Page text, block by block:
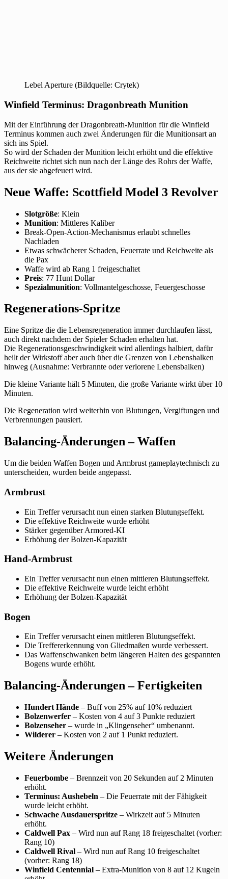
Lebel Aperture (Bildquelle: Crytek)
Winfield Terminus: Dragonbreath Munition
Mit der Einführung der Dragonbreath-Munition für die Winfield
Terminus kommen auch zwei Änderungen für die Munitionsart an
sich ins Spiel.
So wird der Schaden der Munition leicht erhöht und die effektive
Reichweite richtet sich nun nach der Länge des Rohrs der Waffe,
aus der sie abgefeuert wird.
Neue Waffe: Scottfield Model 3 Revolver
Slotgröße: Klein
Munition: Mittleres Kaliber
Break-Open-Action-Mechanismus erlaubt schnelles
Nachladen
Etwas schwächerer Schaden, Feuerrate und Reichweite als
die Pax
Waffe wird ab Rang 1 freigeschaltet
Preis: 77 Hunt Dollar
Spezialmunition: Vollmantelgeschosse, Feuergeschosse
Regenerations-Spritze
Eine Spritze die die Lebensregeneration immer durchlaufen lässt,
auch direkt nachdem der Spieler Schaden erhalten hat.
Die Regenerationsgeschwindigkeit wird allerdings halbiert, dafür
heilt der Wirkstoff aber auch über die Grenzen von Lebensbalken
hinweg (Ausnahme: Verbrannte oder verlorene Lebensbalken)
Die kleine Variante hält 5 Minuten, die große Variante wirkt über 10
Minuten.
Die Regeneration wird weiterhin von Blutungen, Vergiftungen und
Verbrennungen pausiert.
Balancing-Änderungen – Waffen
Um die beiden Waffen Bogen und Armbrust gameplaytechnisch zu
unterscheiden, wurden beide angepasst.
Armbrust
Ein Treffer verursacht nun einen starken Blutungseffekt.
Die effektive Reichweite wurde erhöht
Stärker gegenüber Armored-KI
Erhöhung der Bolzen-Kapazität
Hand-Armbrust
Ein Treffer verursacht nun einen mittleren Blutungseffekt.
Die effektive Reichweite wurde leicht erhöht
Erhöhung der Bolzen-Kapazität
Bogen
Ein Treffer verursacht einen mittleren Blutungseffekt.
Die Treffererkennung von Gliedmaßen wurde verbessert.
Das Waffenschwanken beim längeren Halten des gespannten
Bogens wurde erhöht.
Balancing-Änderungen – Fertigkeiten
Hundert Hände – Buff von 25% auf 10% reduziert
Bolzenwerfer – Kosten von 4 auf 3 Punkte reduziert
Bolzenseher – wurde in „Klingenseher“ umbenannt.
Wilderer – Kosten von 2 auf 1 Punkt reduziert.
Weitere Änderungen
Feuerbombe – Brennzeit von 20 Sekunden auf 2 Minuten
erhöht.
Terminus: Aushebeln – Die Feuerrate mit der Fähigkeit
wurde leicht erhöht.
Schwache Ausdauerspritze – Wirkzeit auf 5 Minuten
erhöht.
Caldwell Pax – Wird nun auf Rang 18 freigeschaltet (vorher:
Rang 10)
Caldwell Rival – Wird nun auf Rang 10 freigeschaltet
(vorher: Rang 18)
Winfield Centennial – Extra-Munition von 8 auf 12 Kugeln